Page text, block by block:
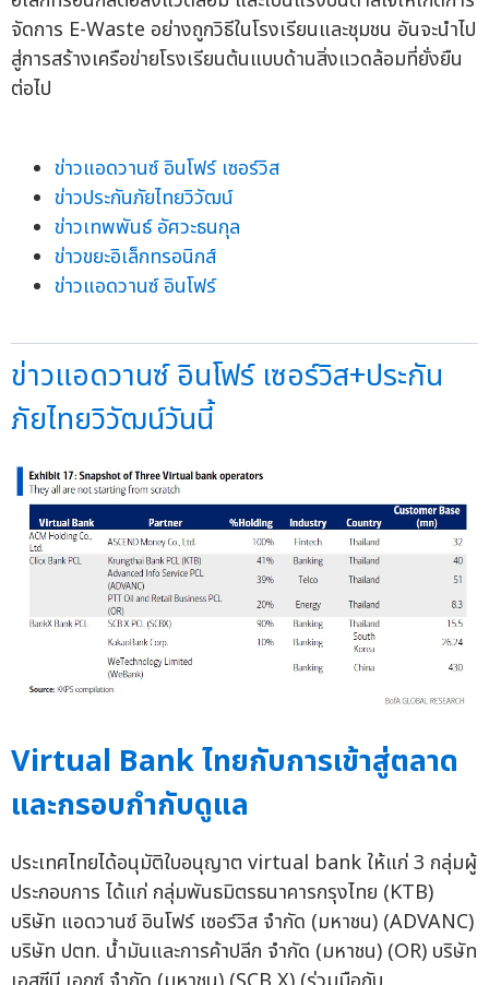
จัดการ E-Waste อย่างถูกวิธีในโรงเรียนและชุมชน อันจะนำไป
สู่การสร้างเครือข่ายโรงเรียนต้นแบบด้านสิ่งแวดล้อมที่ยั่งยืน
ต่อไป
ข่าวแอดวานซ์ อินโฟร์ เซอร์วิส
ข่าวประกันภัยไทยวิวัฒน์
ข่าวเทพพันธ์ อัศวะธนกุล
ข่าวขยะอิเล็กทรอนิกส์
ข่าวแอดวานซ์ อินโฟร์
ข่าวแอดวานซ์ อินโฟร์ เซอร์วิส+ประกัน
ภัยไทยวิวัฒน์วันนี้
Virtual Bank ไทยกับการเข้าสู่ตลาด
และกรอบกำกับดูแล
ประเทศไทยได้อนุมัติใบอนุญาต virtual bank ให้แก่ 3 กลุ่มผู้
ประกอบการ ได้แก่ กลุ่มพันธมิตรธนาคารกรุงไทย (KTB)
บริษัท แอดวานซ์ อินโฟร์ เซอร์วิส จำกัด (มหาชน) (ADVANC)
บริษัท ปตท. น้ำมันและการค้าปลีก จำกัด (มหาชน) (OR) บริษัท